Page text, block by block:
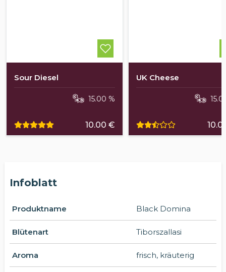
Sour Diesel
15.00 %
10.00 €
UK Cheese
Infoblatt
Produktname Black Domina
Blütenart Tiborszallasi
Aroma frisch, kräuterig